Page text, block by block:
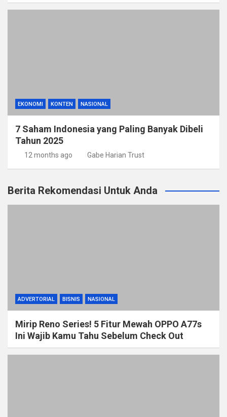
EKONOMI KONTEN NASIONAL
7 Saham Indonesia yang Paling Banyak Dibeli
Tahun 2025
12 months ago Gabe Harian Trust
Berita Rekomendasi Untuk Anda
ADVERTORIAL BISNIS NASIONAL
Mirip Reno Series! 5 Fitur Mewah OPPO A77s
Ini Wajib Kamu Tahu Sebelum Check Out